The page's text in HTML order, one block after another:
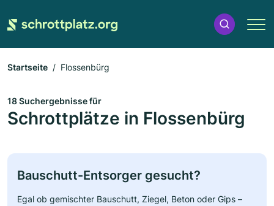
Startseite Flossenbürg
18 Suchergebnisse für
Schrottplätze in Flossenbürg
Bauschutt-Entsorger gesucht?
Egal ob gemischter Bauschutt, Ziegel, Beton oder Gips –